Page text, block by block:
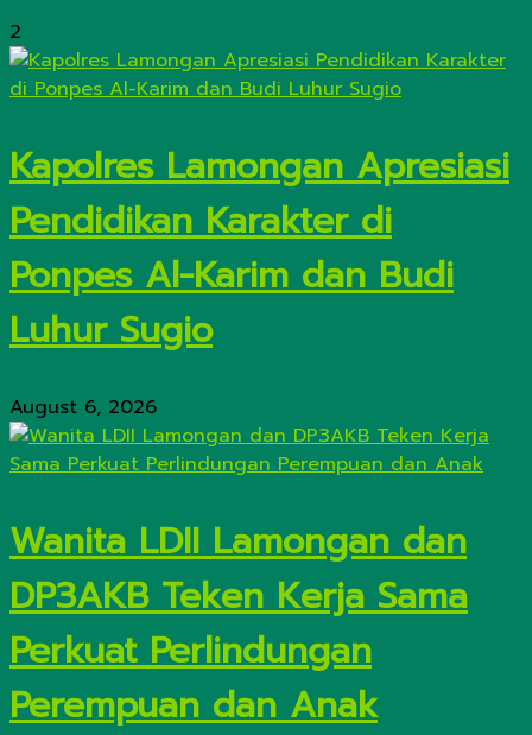
2
Kapolres Lamongan Apresiasi
Pendidikan Karakter di
Ponpes Al-Karim dan Budi
Luhur Sugio
August 6, 2026
Wanita LDII Lamongan dan
DP3AKB Teken Kerja Sama
Perkuat Perlindungan
Perempuan dan Anak